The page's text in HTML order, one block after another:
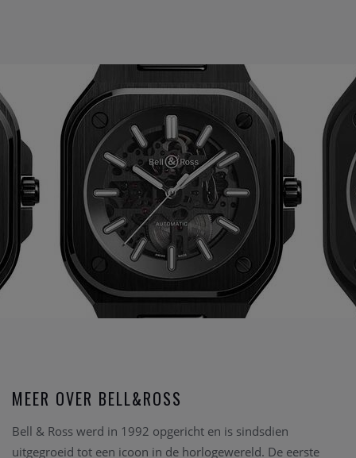
MEER OVER BELL&ROSS
Bell & Ross werd in 1992 opgericht en is sindsdien
uitgegroeid tot een icoon in de horlogewereld. De eerste